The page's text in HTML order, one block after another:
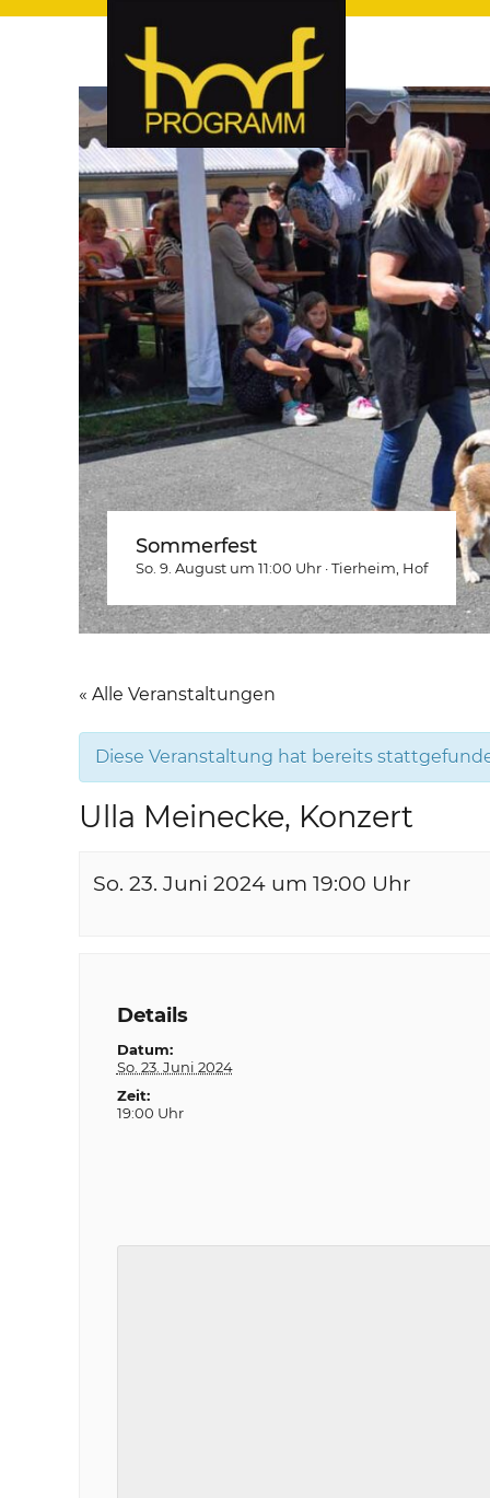
hof-programm – das
hof-programm – das Veranstaltungsportal für Hof und
Sommerfest
So. 9. August um 11:00 Uhr ·Tierheim , Hof
« Alle Veranstaltungen
Diese Veranstaltung hat bereits
Ulla Meinecke, Konzert
So. 23. Juni 2024 um 19:00 Uhr
Details
Datum:
So. 23. Juni 2024
Zeit:
19:00 Uhr